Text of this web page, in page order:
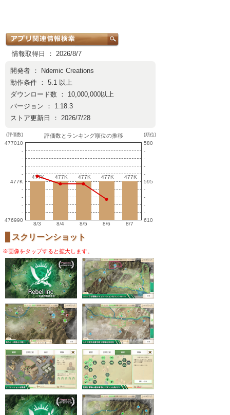
情報取得日 ： 2026/8/7
開発者 ：
Ndemic Creations
動作条件 ： 5.1 以上
ダウンロード数 ： 10,000,000以上
バージョン ： 1.18.3
ストア更新日 ： 2026/7/28
(評価数)
477010
-
-
-
-
477K
-
-
-
-
476990
評価数とランキング順位の推移
477K
477K 477K
477K 477K
477K 477K
477K 477K
477K
8/3 8/4 8/5 8/6 8/7
(順位)
580
-
-
-
-
595
-
-
-
-
610
スクリーンショット
※画像をタップすると拡大します。